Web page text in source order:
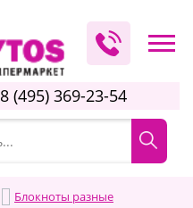
8 (495) 369-23-54
Блокноты разные